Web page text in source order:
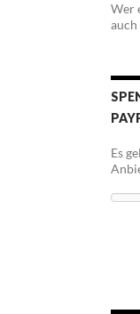
Wer
auch
Es